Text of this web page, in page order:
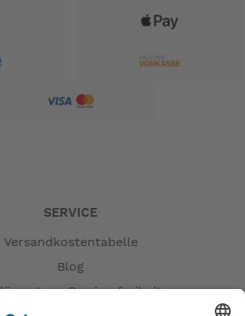
SERVICE
Versandkostentabelle
Blog
zur Barrierefreiheit